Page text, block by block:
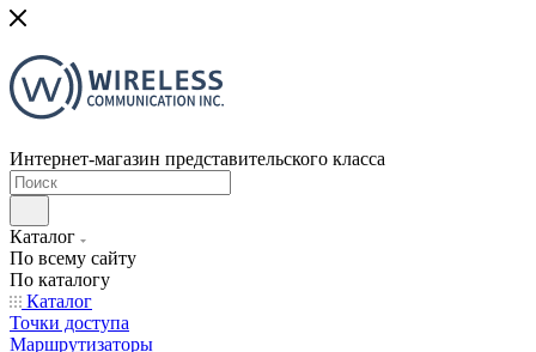
Интернет-магазин представительского класса
Каталог
По всему сайту
По каталогу
Каталог
Точки доступа
Маршрутизаторы